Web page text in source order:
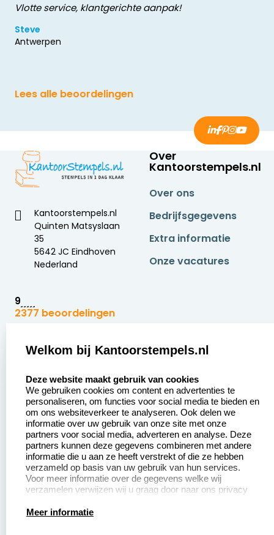
Vlotte service, klantgerichte aanpak!
Steve
Antwerpen
Lees alle beoordelingen
Kantoorstempels.nl
Quinten Matsyslaan
35
5642 JC Eindhoven
Nederland
9
2377 beoordelingen
Over
Kantoorstempels.nl
Over ons
Bedrijfsgegevens
Extra informatie
Onze vacatures
Zakelijk:
Aanvraag op maat
Betaling &
Verzending
Wederverkoper
worden
Sale
Klantenservice:
Contact opnemen
Veel gestelde vragen
Retourneren
Herroepingsrecht
Productinformatie:
Welkom bij Kantoorstempels.nl
Deze website maakt gebruik van cookies
We gebruiken cookies om content en advertenties te
personaliseren, om functies voor social media te bieden en
om ons websiteverkeer te analyseren. Ook delen we
informatie over uw gebruik van onze site met onze
partners voor social media, adverteren en analyse. Deze
partners kunnen deze gegevens combineren met andere
informatie die u aan ze heeft verstrekt of die ze hebben
verzameld op basis van uw gebruik van hun services.
Voor meer informatie over de gegevens welke wij
verzamelen verwijzen wij u graag door naar ons privacy
Meer informatie